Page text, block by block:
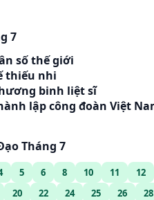
7
số thế giới
thiếu nhi
binh liệt sĩ
lập công đoàn Việt
Tháng 7
5 6 8 10 11 12
20 22 24 25 26 28